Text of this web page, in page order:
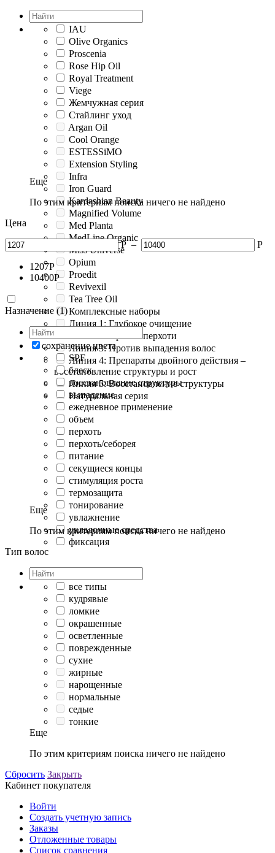
IAU
Olive Organics
Proscenia
Rose Hip Oil
Royal Treatment
Viege
Жемчужная серия
Стайлинг уход
Argan Oil
Cool Orange
ESTESSiMO
Extension Styling
Infra
Iron Guard
Kardashian Beauty
Magnified Volume
Med Planta
MedLine Organic
Miss Universe
Opium
Proedit
Revivexil
Tea Tree Oil
Комплексные наборы
Линия 1: Глубокое очищение
Линия 2: Против перхоти
Линия 3: Против выпадения волос
Линия 4: Препараты двойного действия –
восстановление структуры и рост
Линия 5: Восстановление структуры
Натуральная серия
Еще
По этим критериям поиска ничего не найдено
Цена
Р – Р
1207Р
10400Р
Назначение (1)
сохранение цвета
SPF
блеск
восстановление структуры
выпадение
ежедневное применение
объем
перхоть
перхоть/себорея
питание
секущиеся концы
стимуляция роста
термозащита
тонирование
увлажнение
укладочные средства
фиксация
Еще
По этим критериям поиска ничего не найдено
Тип волос
все типы
кудрявые
ломкие
окрашенные
осветленные
поврежденные
сухие
жирные
нарощенные
нормальные
седые
тонкие
Еще
По этим критериям поиска ничего не найдено
Сбросить Закрыть
Кабинет покупателя
Войти
Создать учетную запись
Заказы
Отложенные товары
Список сравнения